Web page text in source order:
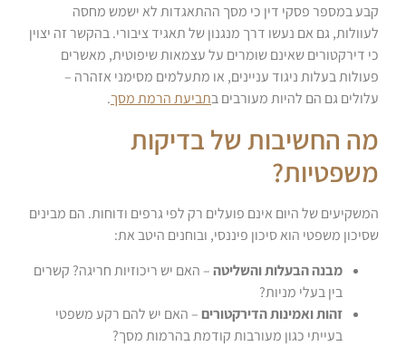
קבע במספר פסקי דין כי מסך ההתאגדות לא ישמש מחסה
לעוולות, גם אם נעשו דרך מנגנון של תאגיד ציבורי. בהקשר זה יצוין
כי דירקטורים שאינם שומרים על עצמאות שיפוטית, מאשרים
פעולות בעלות ניגוד עניינים, או מתעלמים מסימני אזהרה –
עלולים גם הם להיות מעורבים בתביעת הרמת מסך.
מה החשיבות של בדיקות
משפטיות?
המשקיעים של היום אינם פועלים רק לפי גרפים ודוחות. הם מבינים
שסיכון משפטי הוא סיכון פיננסי, ובוחנים היטב את:
מבנה הבעלות והשליטה– האם יש ריכוזיות חריגה? קשרים
בין בעלי מניות?
זהות ואמינות הדירקטורים – האם יש להם רקע משפטי
בעייתי כגון מעורבות קודמת בהרמות מסך?